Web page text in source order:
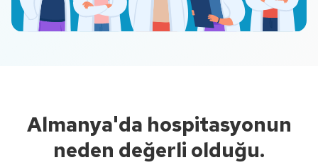
Almanya'da hospitasyonun
neden değerli olduğu.